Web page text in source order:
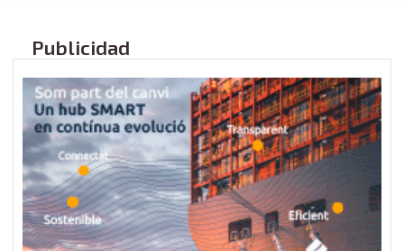
Publicidad